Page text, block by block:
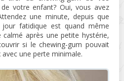
votre enfant? Oui, vous avez
une minute, depuis que
fatidique est quand même
après une petite hystérie,
si le chewing-gum pouvait
une perte minimale.